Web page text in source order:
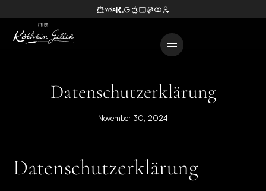
Datenschutzerklärung
November 30, 2024
Datenschutz­erklärung